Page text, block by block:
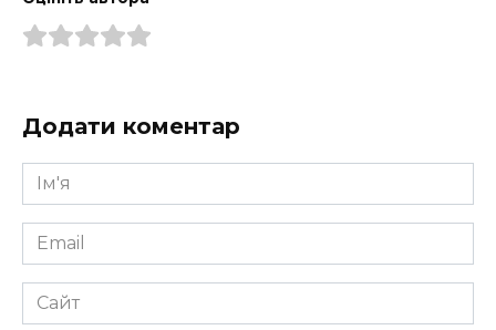
Додати коментар
Ім'я
*
Email
*
Сайт